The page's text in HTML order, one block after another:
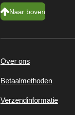
Naar boven
Over ons
Betaalmethoden
Verzendinformatie